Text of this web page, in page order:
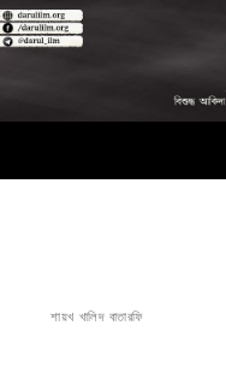
বিশুদ্ধ আকিদা ও নববী মানহাজের দিকে আহ্বানকারী
শায়খ খালিদ বাতারফি